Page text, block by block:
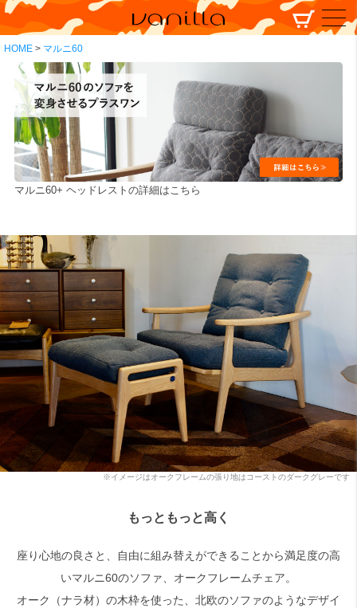
HOME マルニ60
検索
マルニ60+ ヘッドレストの詳細はこちら
※イメージはオークフレームの張り地はコーストのダークグレーです
もっともっと高く
座り心地の良さと、自由に組み替えができることから満足度の高
いマルニ60のソファ、オークフレームチェア。
オーク（ナラ材）の木枠を使った、北欧のソファのようなデザイ